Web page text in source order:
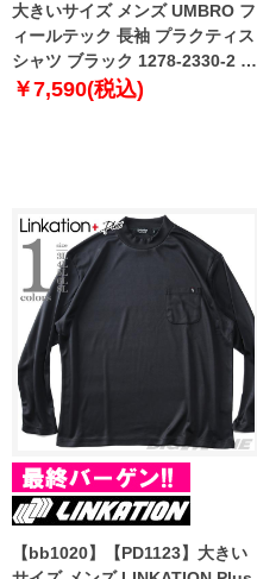
大きいサイズ メンズ UMBRO フ
ィールテック 長袖 プラクティス
シャツ ブラック 1278-2330-2 3L
4L 5L 6L
￥7,590(税込)
【bb1020】【PD1123】大きい